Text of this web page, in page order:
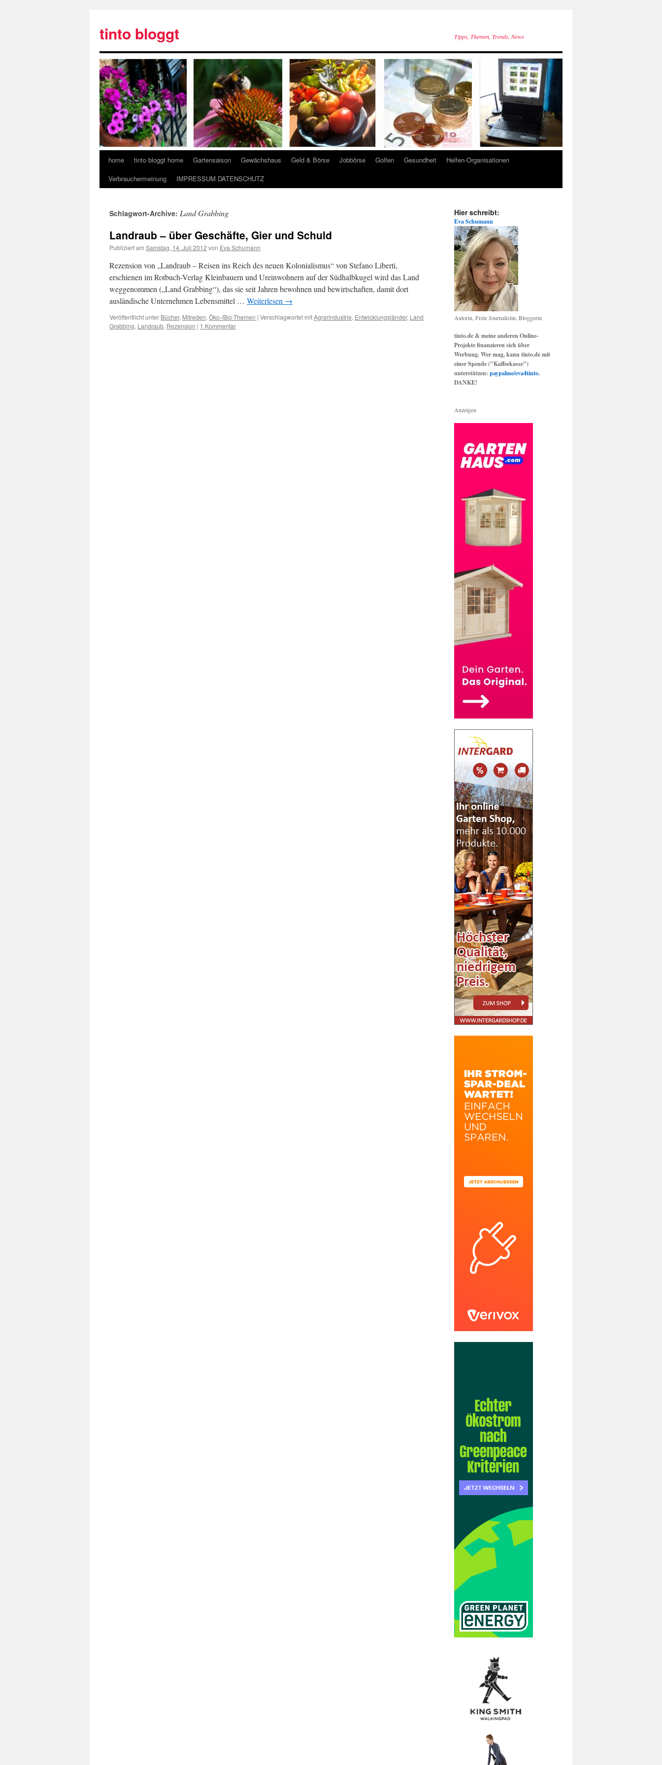
tinto bloggt Tipps, Themen, Trends, News
home tinto bloggt home Gartensaison Gewächshaus Geld & Börse Jobbörse Golfen Gesundheit
Helfen-Organisationen
Verbrauchermeinung
IMPRESSUM DATENSCHUTZ
Schlagwort-Archive: Land Grabbing
Landraub – über Geschäfte, Gier und Schuld
Publiziert am Samstag, 14. Juli 2012 von Eva Schumann
Rezension von „Landraub – Reisen ins Reich des neuen Kolonialismus“ von Stefano Liberti,
erschienen im Rotbuch-Verlag Kleinbauern und Ureinwohnern auf der Südhalbkugel wird das Land
weggenommen („Land Grabbing“), das sie seit Jahren bewohnen und bewirtschaften, damit dort
ausländische Unternehmen Lebensmittel … Weiterlesen →
Veröffentlicht unter Bücher, Mitreden, Öko-/Bio-Themen | Verschlagwortet mitAgrarindustrie, Entwicklungsländer, Land
Grabbing, Landraub, Rezension | 1 Kommentar
Hier schreibt:
Eva Schumann
Autorin, Freie Journalistin, Bloggerin
tinto.de & meine anderen Online-
Projekte finanzieren sich über
Werbung. Wer mag, kann tinto.de mit
einer Spende ("Kaffeekasse")
unterstützen: paypalme/eva4tinto.
DANKE!
Anzeigen